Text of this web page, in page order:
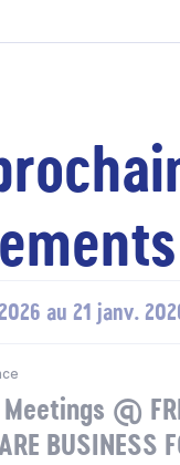
au 21 janv.
@
BUSINESS